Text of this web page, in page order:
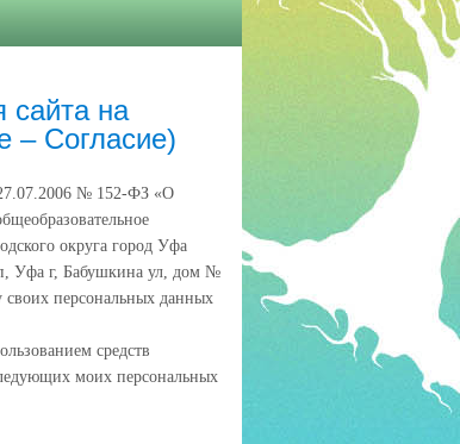
сайта на
– Согласие)
27.07.2006 № 152-ФЗ «О
округа город Уфа
Уфа г, Бабушкина ул, дом №
своих персональных данных
средств
моих персональных